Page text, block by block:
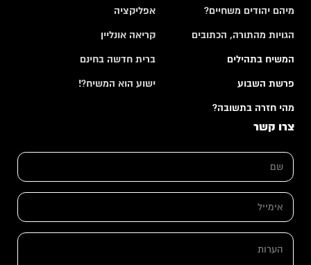
מיהם יהודים משחיים?
הגויות מהתורה, הכתובים
המשיח בתהילים
פרשת השבוע
מהי חזרה בתשובה?
אפליקציה
קריאה אונליין
ברית חדשה בחינם
ישוע הוא המשיח?!
צרו קשר
ע
ת
ה
ר
ש
*
א
מ
י
ה